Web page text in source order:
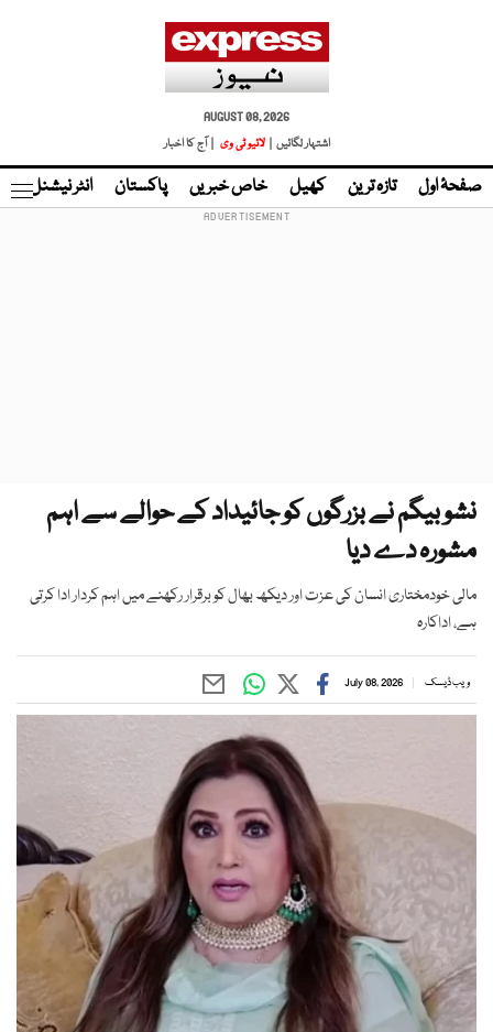
AUGUST 08, 2026
اشتہار لگائیں |
لائیو ٹی وی | آج کا اخبار
صفحۂ اول تازہ ترین کھیل خاص خبریں پاکستان انٹر نیشنل
نشو بیگم نے بزرگوں کو جائیداد کے حوالے سے اہم
مشورہ دے دیا
مالی خودمختاری انسان کی عزت اور دیکھ بھال کو برقرار رکھنے میں اہم کردار ادا کرتی
ہے، اداکارہ
ویب ڈیسک July 08, 2026